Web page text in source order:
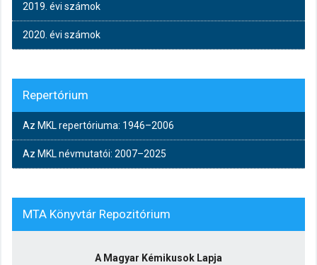
2019. évi számok
2020. évi számok
Repertórium
Az MKL repertóriuma: 1946–2006
Az MKL névmutatói: 2007–2025
MTA Könyvtár Repozitórium
A Magyar Kémikusok Lapja